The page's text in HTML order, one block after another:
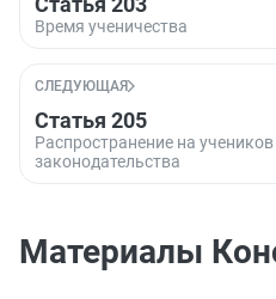
Время ученичества
СЛЕДУЮЩАЯ
Статья 205
Распространение на
законодательства
Материалы